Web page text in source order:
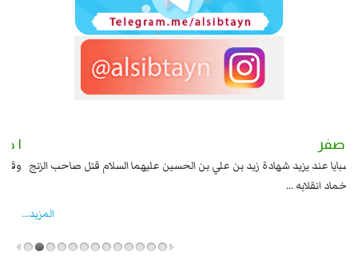
٢ صفر
السبايا عند يزيد شهادة زيد بن علي بن الحسين عليهما السلام قتل صاحب الزنج
واخماد انقلابه ...
المزید...